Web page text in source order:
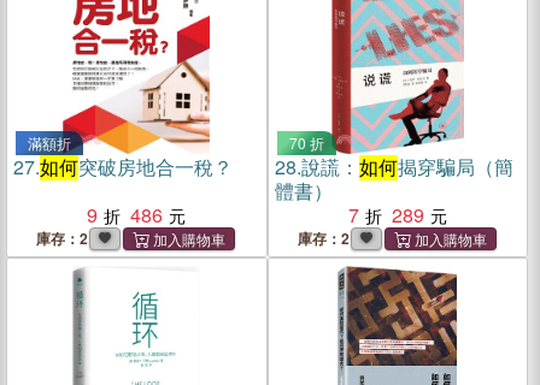
滿額折
27.如何突破房地合一稅？
9
486
庫存：2
70 折
28.說謊： 如何揭穿騙局（簡
體書）
7
289
庫存：2